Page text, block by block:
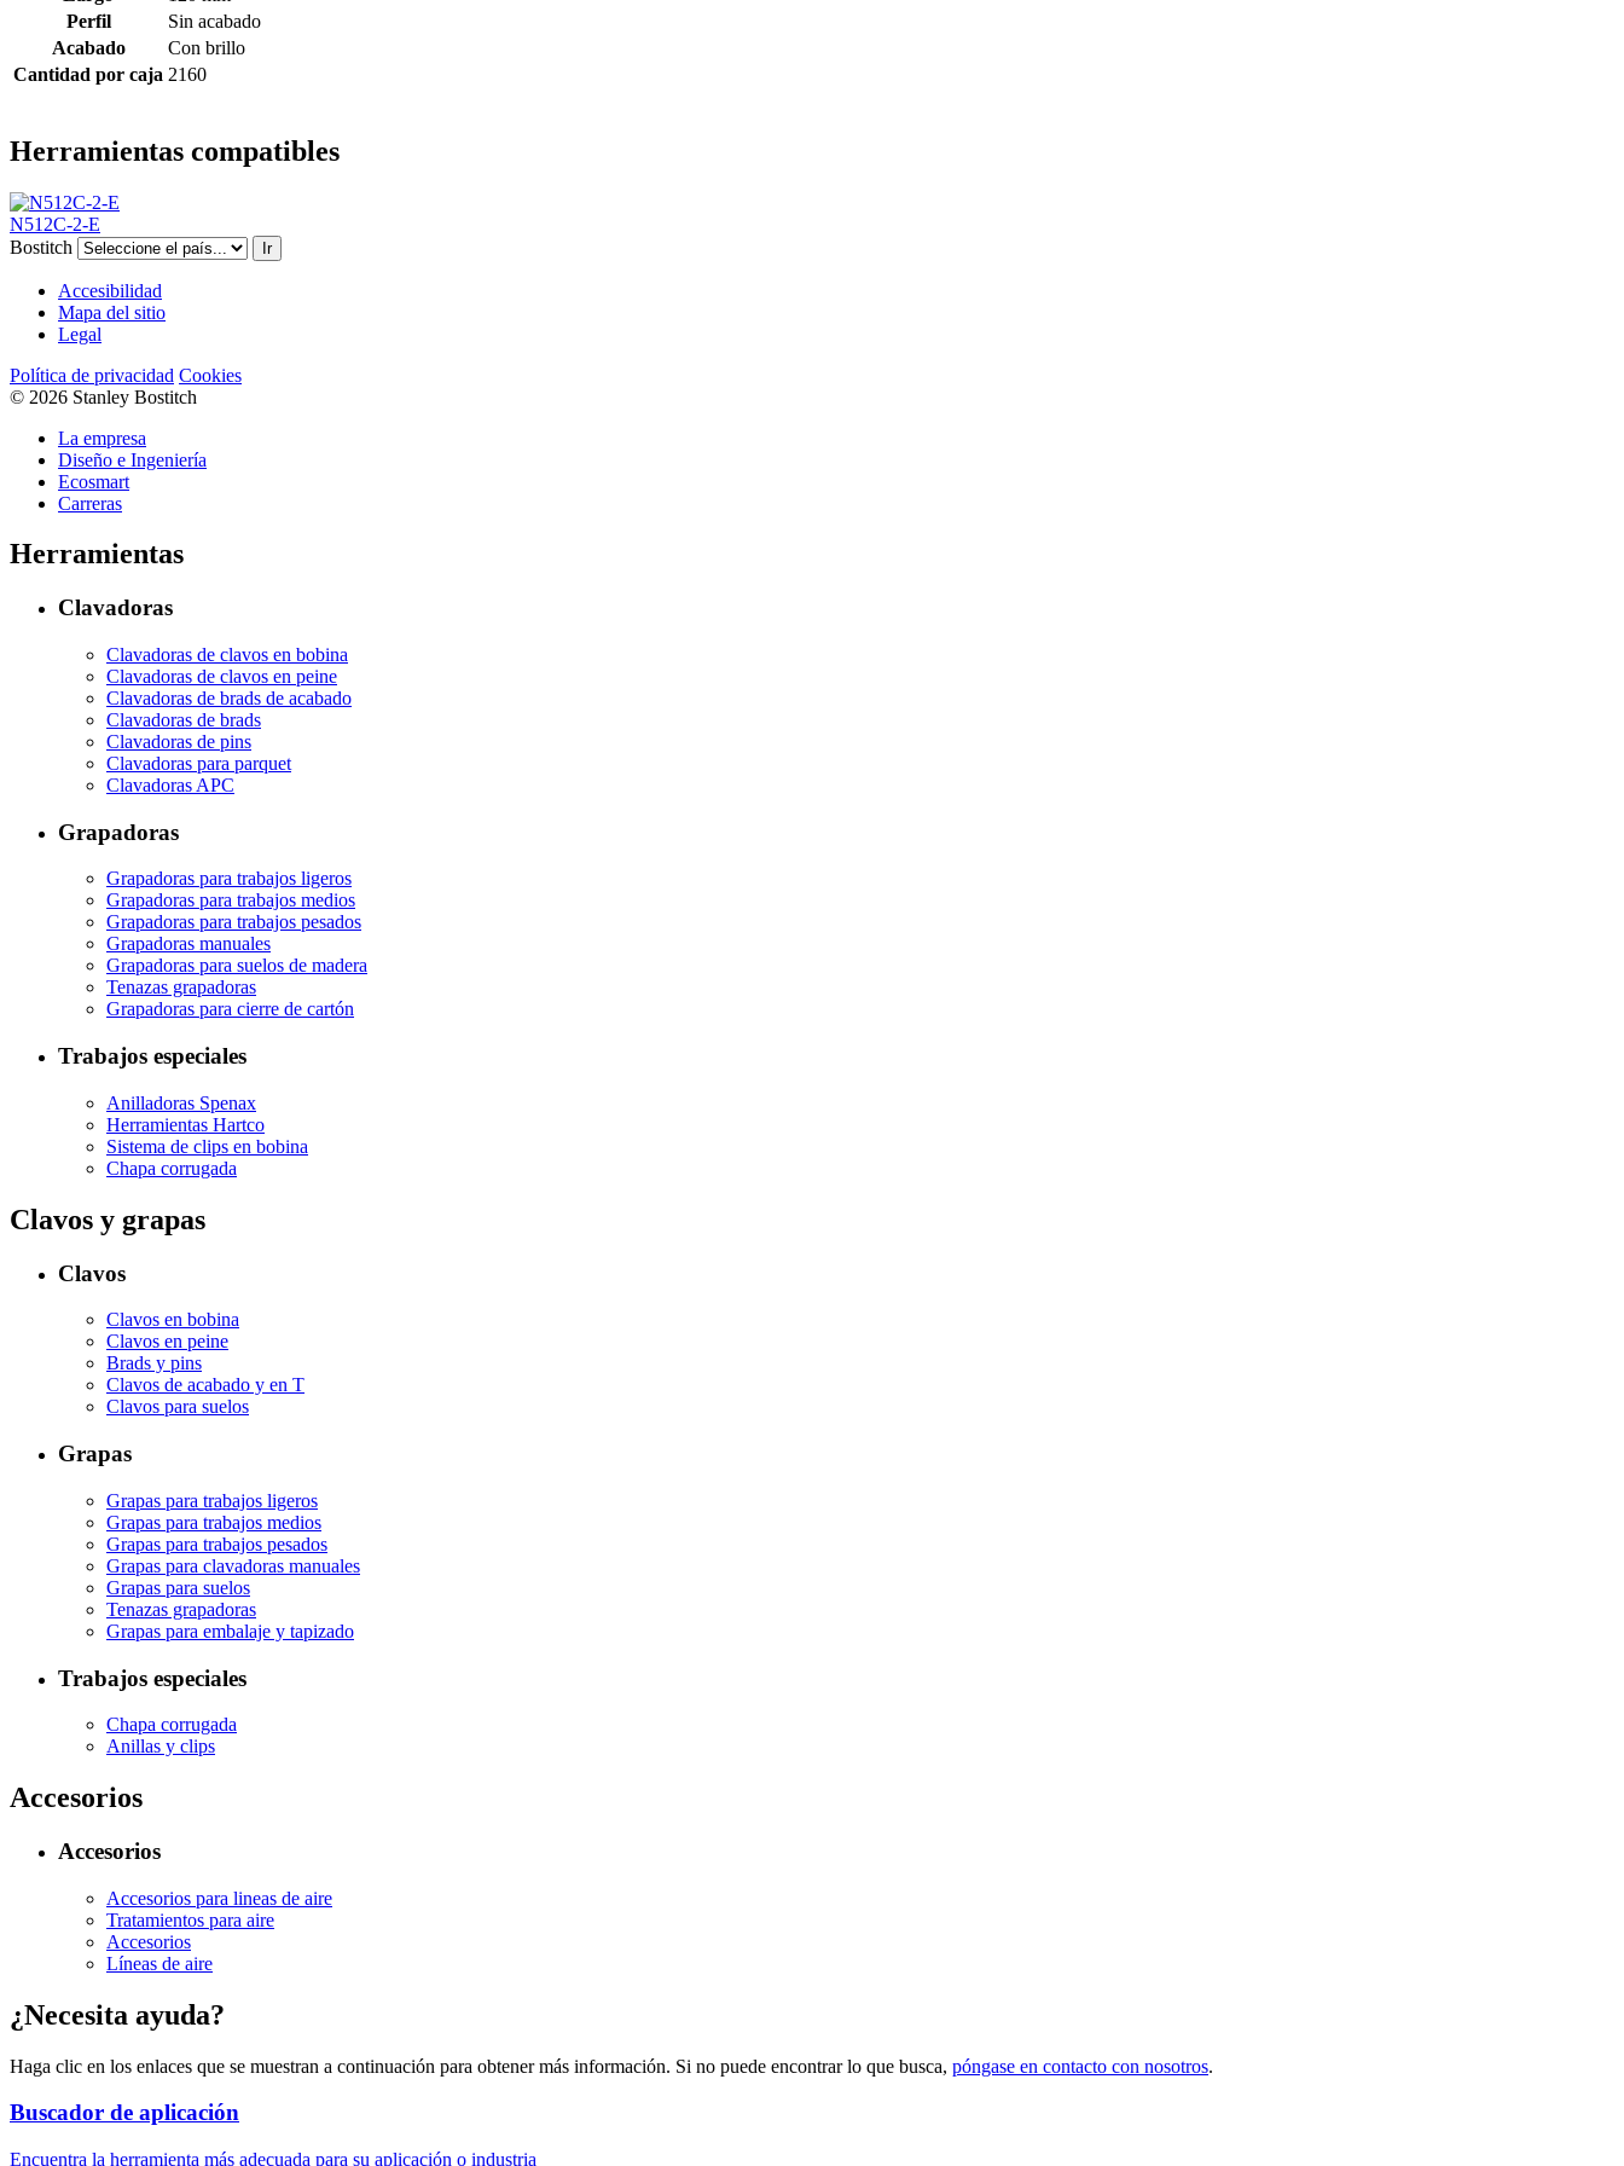
Perfil
Sin acabado
Acabado
Con brillo
Cantidad por caja 2160
Herramientas compatibles
N512C-2-E
Bostitch
Ir
Accesibilidad
Mapa del sitio
Legal
Política de privacidad Cookies
© 2026 Stanley Bostitch
La empresa
Diseño e Ingeniería
Ecosmart
Carreras
Herramientas
Clavadoras
Clavadoras de clavos en bobina
Clavadoras de clavos en peine
Clavadoras de brads de acabado
Clavadoras de brads
Clavadoras de pins
Clavadoras para parquet
Clavadoras APC
Grapadoras
Grapadoras para trabajos ligeros
Grapadoras para trabajos medios
Grapadoras para trabajos pesados
Grapadoras manuales
Grapadoras para suelos de madera
Tenazas grapadoras
Grapadoras para cierre de cartón
Trabajos especiales
Anilladoras Spenax
Herramientas Hartco
Sistema de clips en bobina
Chapa corrugada
Clavos y grapas
Clavos
Clavos en bobina
Clavos en peine
Brads y pins
Clavos de acabado y en T
Clavos para suelos
Grapas
Grapas para trabajos ligeros
Grapas para trabajos medios
Grapas para trabajos pesados
Grapas para clavadoras manuales
Grapas para suelos
Tenazas grapadoras
Grapas para embalaje y tapizado
Trabajos especiales
Chapa corrugada
Anillas y clips
Accesorios
Accesorios
Accesorios para lineas de aire
Tratamientos para aire
Accesorios
Líneas de aire
¿Necesita ayuda?
Haga clic en los enlaces que se muestran a continuación para obtener más información. Si no puede encontrar lo que busca, póngase en contacto con nosotros.
Buscador de aplicación
Encuentra la herramienta más adecuada para su aplicación o industria